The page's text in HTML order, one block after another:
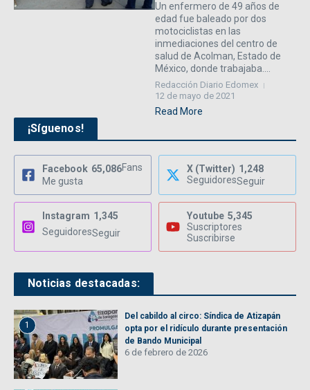
Un enfermero de 49 años de
edad fue baleado por dos
motociclistas en las
inmediaciones del centro de
salud de Acolman, Estado de
México, donde trabajaba....
Redacción Diario Edomex
12 de mayo de 2021
Read More
¡Síguenos!
Facebook 65,086Fans
Me gusta
X (Twitter) 1,248
SeguidoresSeguir
Instagram 1,345
SeguidoresSeguir
Youtube 5,345
Suscriptores
Suscribirse
Noticias destacadas:
1
Del cabildo al circo: Síndica de Atizapán
opta por el ridículo durante presentación
de Bando Municipal
6 de febrero de 2026